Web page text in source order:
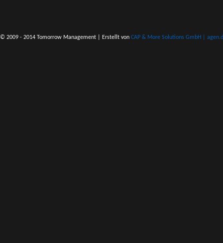
© 2009 - 2014 Tomorrow Management | Erstellt von CAP & More Solutions GmbH |